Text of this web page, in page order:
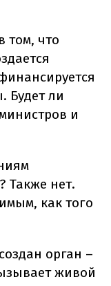
том, что
Будет ли
и
Также нет.
как того
орган –
живой